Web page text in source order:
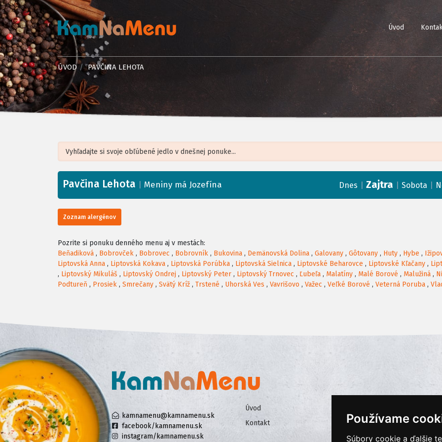
Používame
Súbory cookie a ďalšie
Úvod
ÚVOD PAVČINA LEHOTA
+
−
Pavčina Lehota Meniny má Jozefína Dnes Zajtra Sobota
Zoznam alergénov
Pozrite si ponuku denného menu aj v mestách:
Beňadiková , Bobrovček , Bobrovec , Bobrovník , Bukovina , Demänovská Dolina , Galovany , Gôtovany , Huty , Hybe ,
Liptovská Anna , Liptovská Kokava , Liptovská Porúbka , Liptovská Sielnica , Liptovské Beharovce , Liptovské Kľačany ,
, Liptovský Mikuláš , Liptovský Ondrej , Liptovský Peter , Liptovský Trnovec , Ľubeľa , Malatíny , Malé Borové , Malužiná ,
Podtureň , Prosiek , Smrečany , Svätý Kríž , Trstené , Uhorská Ves , Vavrišovo , Važec , Veľké Borové , Veterná Poruba ,
kamnamenu@kamnamenu.sk
facebook/kamnamenu.sk
instagram/kamnamenu.sk
Úvod
Kontakt
Ochrana osobných údajov
Cookies